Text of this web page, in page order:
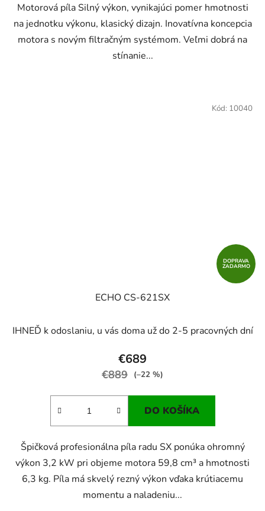
Motorová píla Silný výkon, vynikajúci pomer hmotnosti
na jednotku výkonu, klasický dizajn. Inovatívna koncepcia
motora s novým filtračným systémom. Veľmi dobrá na
stínanie...
DOPRAVA
ZADARMO
ECHO CS-621SX
IHNEĎ k odoslaniu, u vás doma už do 2-5 pracovných dní
€689
€889 (–22 %)
DO KOŠÍKA
Špičková profesionálna píla radu SX ponúka ohromný
výkon 3,2 kW pri objeme motora 59,8 cm³ a hmotnosti
6,3 kg. Píla má skvelý rezný výkon vďaka krútiacemu
momentu a naladeniu...
Kód: 10040